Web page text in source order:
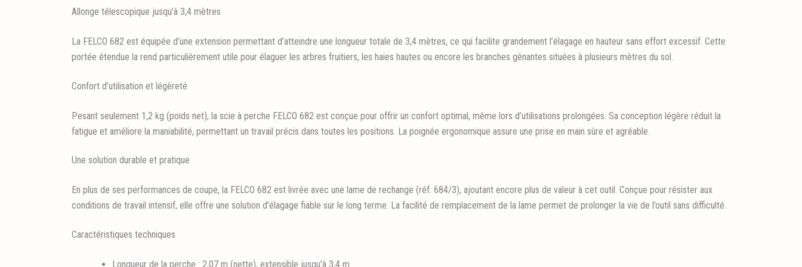
Allonge télescopique jusqu’à 3,4 mètres
La FELCO 682 est équipée d’une extension permettant d’atteindre une longueur totale de 3,4 mètres, ce qui facilite grandement l’élagage en hauteur sans effort excessif. Cette
portée étendue la rend particulièrement utile pour élaguer les arbres fruitiers, les haies hautes ou encore les branches gênantes situées à plusieurs mètres du sol.
Confort d’utilisation et légèreté
Pesant seulement 1,2 kg (poids net), la scie à perche FELCO 682 est conçue pour offrir un confort optimal, même lors d’utilisations prolongées. Sa conception légère réduit la
fatigue et améliore la maniabilité, permettant un travail précis dans toutes les positions. La poignée ergonomique assure une prise en main sûre et agréable.
Une solution durable et pratique
En plus de ses performances de coupe, la FELCO 682 est livrée avec une lame de rechange (réf. 684/3), ajoutant encore plus de valeur à cet outil. Conçue pour résister aux
conditions de travail intensif, elle offre une solution d’élagage fiable sur le long terme. La facilité de remplacement de la lame permet de prolonger la vie de l’outil sans difficulté.
Caractéristiques techniques
Longueur de la perche : 2,07 m (nette), extensible jusqu’à 3,4 m